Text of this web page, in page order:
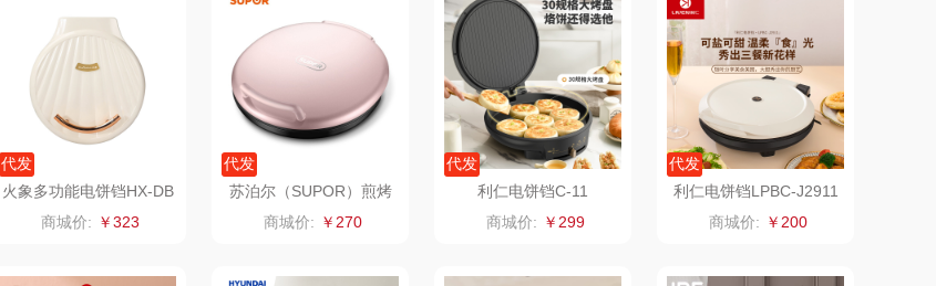
创维（手表类） 邻家饭香
易路达 朗赫
西屋（风扇类）
类）
傲胜OSIM 360
艾美特（代理商） 狮峰 温仑山（电器类） 洁丽雅（代理商）
代发
火象多功能电饼铛HX-DB
商城价: ￥323
代发
苏泊尔（SUPOR）煎烤
机机械型深烤盘系列JJ3
4A50
商城价: ￥270
代发
利仁电饼铛C-11
商城价: ￥299
代发
利仁电饼铛LPBC-J2911
商城价: ￥200